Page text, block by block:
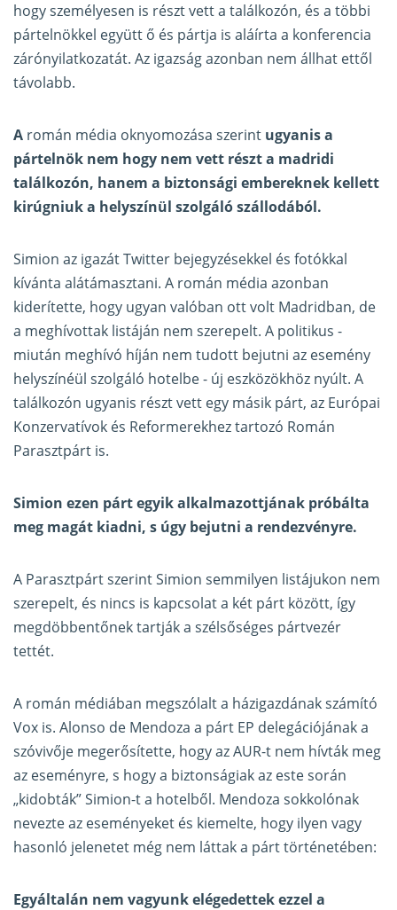
hogy személyesen is részt vett a találkozón, és a többi
pártelnökkel együtt ő és pártja is aláírta a konferencia
zárónyilatkozatát. Az igazság azonban nem állhat ettől
távolabb.
A román média oknyomozása szerint ugyanis a
pártelnök nem hogy nem vett részt a madridi
találkozón, hanem a biztonsági embereknek kellett
kirúgniuk a helyszínül szolgáló szállodából.
Simion az igazát Twitter bejegyzésekkel és fotókkal
kívánta alátámasztani. A román média azonban
kiderítette, hogy ugyan valóban ott volt Madridban, de
a meghívottak listáján nem szerepelt. A politikus -
miután meghívó híján nem tudott bejutni az esemény
helyszínéül szolgáló hotelbe - új eszközökhöz nyúlt. A
találkozón ugyanis részt vett egy másik párt, az Európai
Konzervatívok és Reformerekhez tartozó Román
Parasztpárt is.
Simion ezen párt egyik alkalmazottjának próbálta
meg magát kiadni, s úgy bejutni a rendezvényre.
A Parasztpárt szerint Simion semmilyen listájukon nem
szerepelt, és nincs is kapcsolat a két párt között, így
megdöbbentőnek tartják a szélsőséges pártvezér
tettét.
A román médiában megszólalt a házigazdának számító
Vox is. Alonso de Mendoza a párt EP delegációjának a
szóvivője megerősítette, hogy az AUR-t nem hívták meg
az eseményre, s hogy a biztonságiak az este során
„kidobták” Simion-t a hotelből. Mendoza sokkolónak
nevezte az eseményeket és kiemelte, hogy ilyen vagy
hasonló jelenetet még nem láttak a párt történetében:
Egyáltalán nem vagyunk elégedettek ezzel a